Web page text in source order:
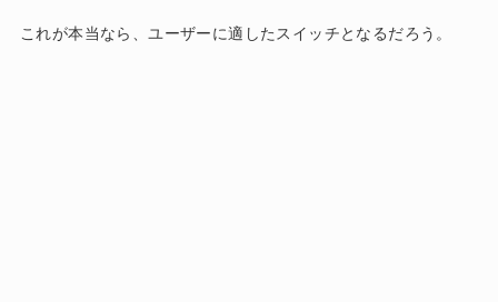
これが本当なら、ユーザーに適したスイッチとなるだろう。